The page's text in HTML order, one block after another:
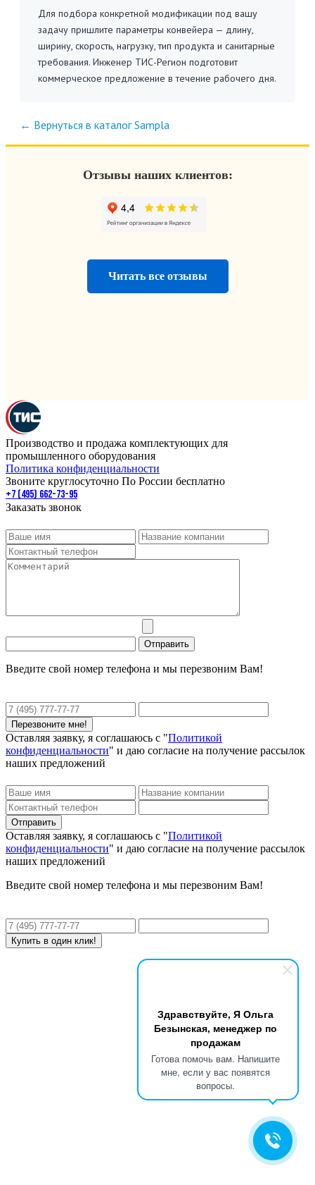
Здравствуйте, Я Ольга
Безынская, менеджер по
продажам
Готова помочь вам. Напишите
мне, если у вас появятся
вопросы.
Для подбора конкретной модификации под вашу
задачу пришлите параметры конвейера — длину,
ширину, скорость, нагрузку, тип продукта и санитарные
требования. Инженер ТИС-Регион подготовит
коммерческое предложение в течение рабочего дня.
← Вернуться в каталог Sampla
Отзывы наших клиентов:
Читать все отзывы
Производство и продажа комплектующих для
промышленного оборудования
Политика конфиденциальности
Звоните круглосуточно По России бесплатно
+7 (495) 662-73-95
Заказать звонок
Введите свой номер телефона и мы перезвоним Вам!
Оставляя заявку, я соглашаюсь с "Политикой
конфиденциальности" и даю согласие на получение рассылок
наших предложений
Оставляя заявку, я соглашаюсь с "Политикой
конфиденциальности" и даю согласие на получение рассылок
наших предложений
Введите свой номер телефона и мы перезвоним Вам!